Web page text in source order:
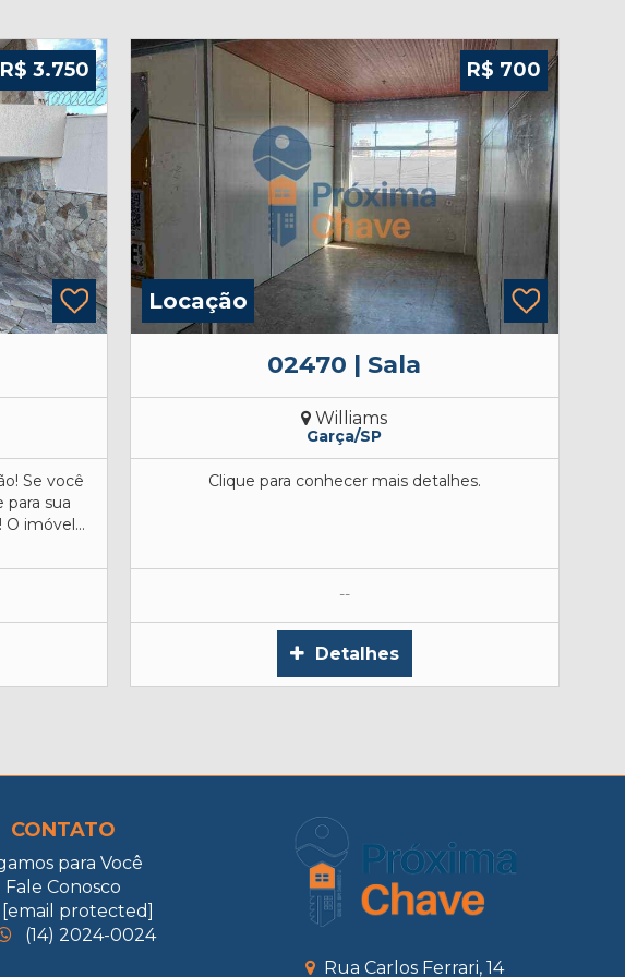
R$ 3.750
para sua
família, esta é uma ótima oportunidade! O imóvel...
R$ 700
Locação
02470 | Sala
Williams
Garça/SP
Clique para conhecer mais detalhes.
--
Detalhes
CONTATO
para Você
Fale Conosco
[email protected]
(14) 2024-0024
Rua Carlos Ferrari, 14